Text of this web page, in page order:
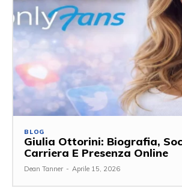
BLOG
Giulia Ottorini: Biografia,
Carriera E Presenza Online
Dean Tanner - Aprile 15, 2026